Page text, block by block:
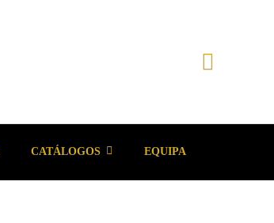
CATÁLOGOS EQUIPA